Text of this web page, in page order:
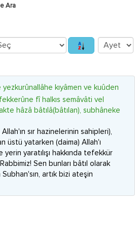
Ara
yezkurûnallâhe kıyâmen ve kuûden
fî halkıs semâvâti vel
hâzâ bâtılâ(bâtılan), subhâneke
sır hazinelerinin sahipleri),
üstü yatarken (daima) Allah'ı
yaratılışı hakkında tefekkür
Sen bunları bâtıl olarak
artık bizi ateşin